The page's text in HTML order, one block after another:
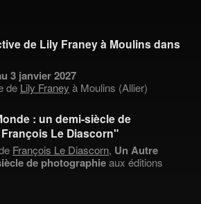
de Lily Franey à Moulins dans
3 janvier 2027
de Lily Franey à Moulins (Allier)
: un demi-siècle de
Le Diascorn"
François Le Diascorn, Un Autre
de photographieaux éditions